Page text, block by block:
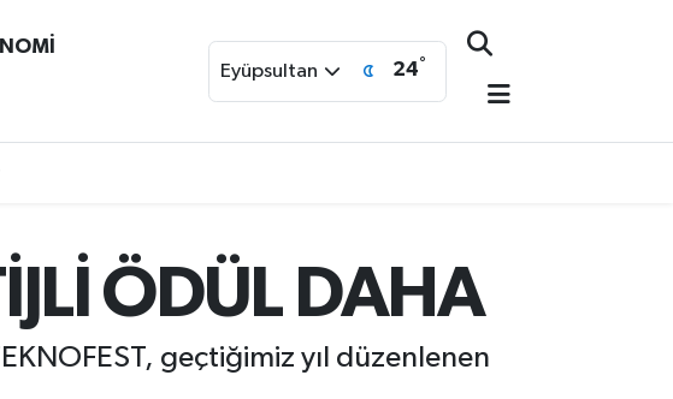
Eyüpsultan 24°
ÖDÜL DAHA
geçtiğimiz yıl düzenlenen